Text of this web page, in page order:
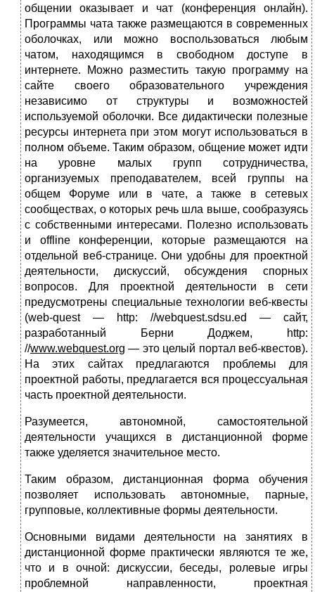
общении оказывает и чат (конференция онлайн).
Программы чата также размещаются в современных
оболочках, или можно воспользоваться любым
чатом, находящимся в свобод­ном доступе в
интернете. Можно разместить такую программу на
сайте сво­его образовательного учреждения
независимо от структуры и возможностей
используемой оболочки. Все дидактически полезные
ресурсы интернета при этом могут использоваться в
полном объеме. Таким образом, общение может идти
на уровне малых групп сотрудничества,
организуемых преподавателем, всей группы на
общем Форуме или в чате, а также в сетевых
сообществах, о которых речь шла выше, сообразуясь
с собственными интересами. Полезно использовать
и offline конференции, которые размещаются на
отдельной веб-странице. Они удобны для проектной
деятельности, дискуссий, обсужде­ния спорных
вопросов. Для проектной деятельности в сети
предусмотрены специальные технологии веб-квесты
(web-quest — http: //webquest.sdsu.ed — сайт,
разработанный Берни Доджем, http:
//www.webquest.org — это целый портал веб-квестов).
На этих сайтах предлагаются проблемы для
проектной работы, предлагается вся процессуальная
часть проектной деятельности.
Разумеется, автономной, самостоятельной
деятельности учащихся в дис­танционной форме
также уделяется значительное место.
Таким образом, дистанционная форма обучения
позволяет использовать автономные, парные,
групповые, коллективные формы деятельности.
Основными видами деятельности на занятиях в
дистанционной форме практически являются те же,
что и в очной: дискуссии, беседы, ролевые игры
проблемной направленности, проектная